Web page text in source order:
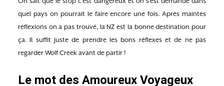
quel pays on pourrait le faire encore une fois. Après maintes
réflexions on a pas trouvé, la NZ est la bonne destination pour
ça. Il suffit juste de prendre les bons réflexes et de ne pas
regarder Wolf Creek avant de partir !
Le mot des Amoureux Voyageux